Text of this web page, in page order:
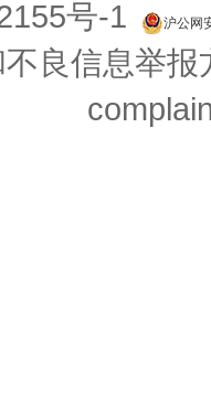
号-1
沪公网
良信息举